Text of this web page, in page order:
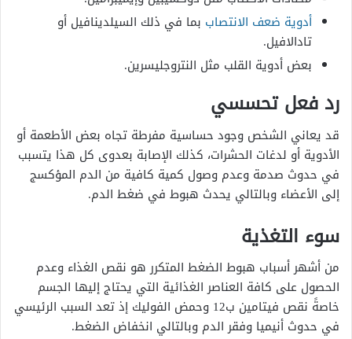
أدوية ضعف الانتصاب بما في ذلك السيلدينافيل أو
تادالافيل.
بعض أدوية القلب مثل النتروجليسرين.
رد فعل تحسسي
قد يعاني الشخص وجود حساسية مفرطة تجاه بعض الأطعمة أو
الأدوية أو لدغات الحشرات، كذلك الإصابة بعدوى كل هذا يتسبب
في حدوث صدمة وعدم وصول كمية كافية من الدم المؤكسج
إلى الأعضاء وبالتالي يحدث هبوط في ضغط الدم.
سوء التغذية
من أشهر أسباب هبوط الضغط المتكرر هو نقص الغذاء وعدم
الحصول على كافة العناصر الغذائية التي يحتاج إليها الجسم
خاصةً نقص فيتامين ب12 وحمض الفوليك إذ تعد السبب الرئيسي
في حدوث أنيميا وفقر الدم وبالتالي انخفاض الضغط.